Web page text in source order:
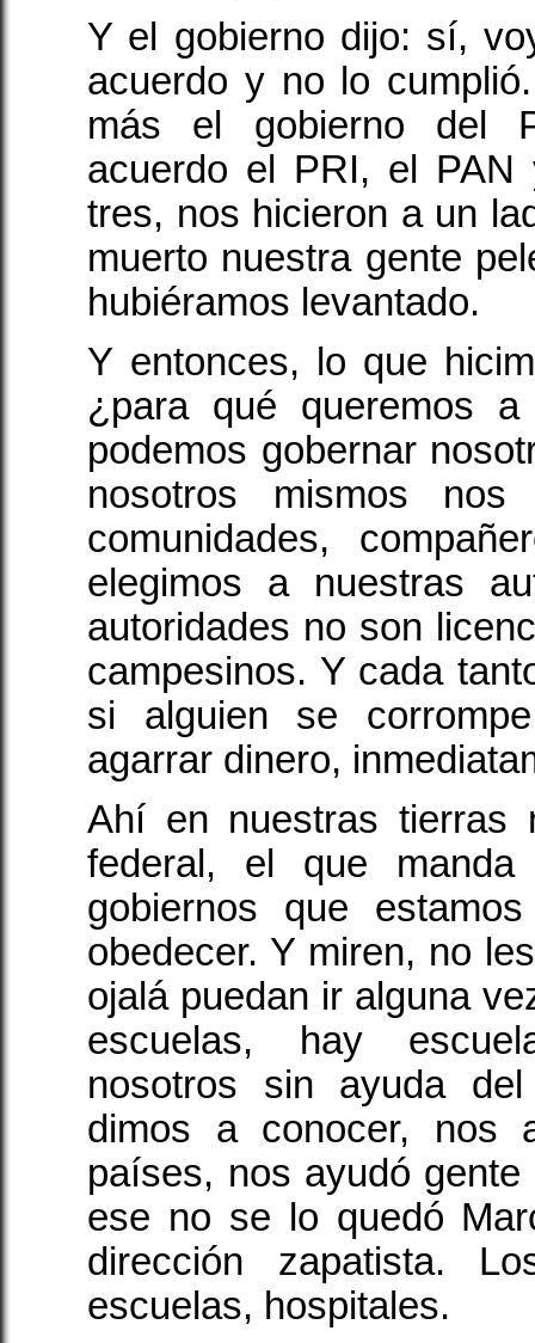
Y el gobierno dijo: sí,
acuerdo y no lo
más el gobierno del
acuerdo el PRI, el
tres, nos hicieron a un
muerto nuestra gente
hubiéramos levantado.
Y entonces, lo que
¿para qué queremos
podemos gobernar
nosotros mismos
comunidades,
elegimos a nuestras
autoridades no son
campesinos. Y cada
si alguien se
agarrar dinero,
Ahí en nuestras tierras
federal, el que
gobiernos que
obedecer. Y miren, no
ojalá puedan ir alguna
escuelas, hay
nosotros sin ayuda
dimos a conocer, nos
países, nos ayudó
ese no se lo quedó
dirección zapatista.
escuelas, hospitales.